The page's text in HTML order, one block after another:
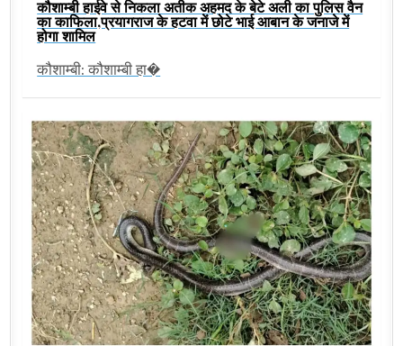
कौशाम्बी हाईवे से निकला अतीक अहमद के बेटे अली का पुलिस वैन
का काफिला,प्रयागराज के हटवा में छोटे भाई आबान के जनाजे में
होगा शामिल
कौशाम्बी: कौशाम्बी हा�